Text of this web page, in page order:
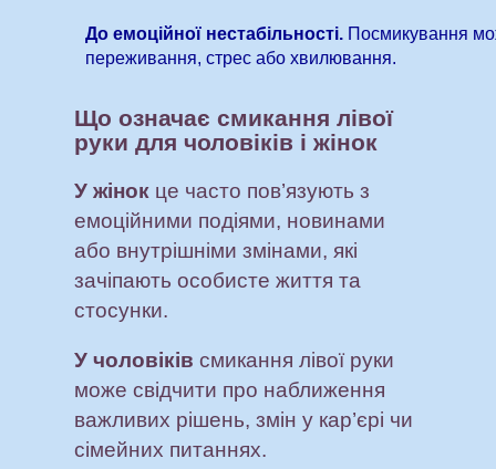
До емоційної нестабільності. Посмикування
переживання, стрес або хвилювання.
Що означає смикання лівої
руки для чоловіків і жінок
У жінок це часто пов’язують з
емоційними подіями, новинами
або внутрішніми змінами, які
зачіпають особисте життя та
стосунки.
У чоловіків смикання лівої руки
може свідчити про наближення
важливих рішень, змін у кар’єрі чи
сімейних питаннях.